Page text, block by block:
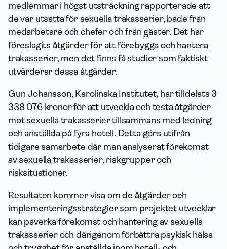
medlemmar i högst utsträckning rapporterade att
de var utsatta för sexuella trakasserier, både från
medarbetare och chefer och från gäster. Det har
föreslagits åtgärder för att förebygga och hantera
trakasserier, men det finns få studier som faktiskt
utvärderar dessa åtgärder.
Gun Johansson, Karolinska Institutet, har tilldelats 3
338 076 kronor för att utveckla och testa åtgärder
mot sexuella trakasserier tillsammans med ledning
och anställda på fyra hotell. Detta görs utifrån
tidigare sam­arbete där man analyserat förekomst
av sexuella trakasserier, riskgrupper och
risksituationer.
Resultaten kommer visa om de åtgärder och
implementeringsstrategier som projektet utvecklar
kan påverka förekomst och hantering av sexuella
trakasserier och därigenom förbättra psykisk hälsa